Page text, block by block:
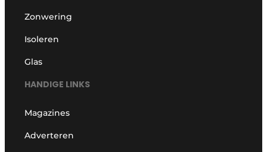
Zonwering
Isoleren
Glas
HANDIGE LINKS
Magazines
Adverteren